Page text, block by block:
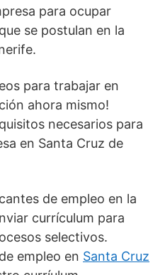
para ocupar
se postulan en la
para trabajar en
ahora mismo!
necesarios para
en Santa Cruz de
de empleo en la
currículum para
selectivos.
empleo en Santa Cruz